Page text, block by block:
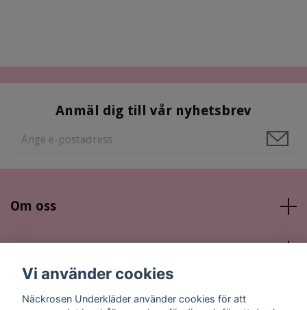
Anmäl dig till vår nyhetsbrev
Om oss
Sociala medier
Vi använder cookies
Näckrosen Underkläder använder cookies för att